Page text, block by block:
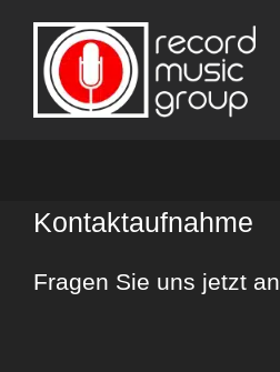
Zum
Inhalt
springen
Kontaktaufnahme
Fragen Sie uns jetzt an